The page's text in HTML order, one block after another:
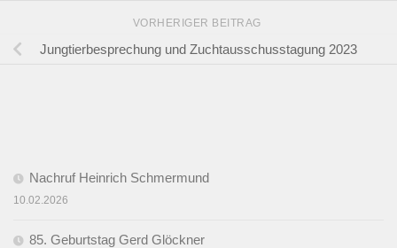
VORHERIGER BEITRAG
Jungtierbesprechung und Zuchtausschusstagung 2023
Nachruf Heinrich Schmermund
10.02.2026
85. Geburtstag Gerd Glöckner